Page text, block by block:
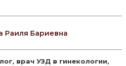
Раиля Бариевна
врач УЗД в гинекологии,